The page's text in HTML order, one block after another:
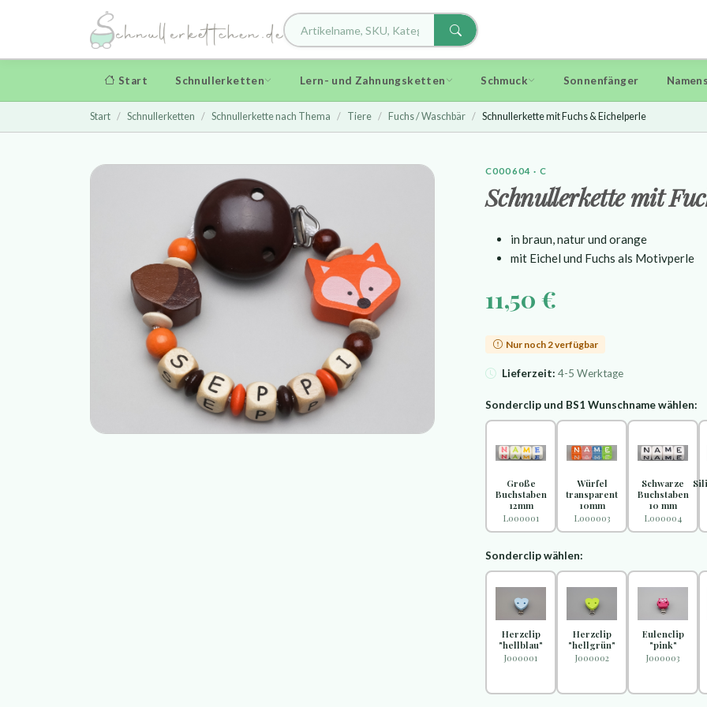
Start Schnullerketten Lern- und Zahnungsketten Schmuck Sonnenfänger
Start Schnullerketten Schnullerkette nach Thema Tiere Fuchs / Waschbär Schnullerkette mit Fuchs & Eichelperle
C000604 · C
Schnullerkette mit
in braun, natur und orange
mit Eichel und Fuchs als Motivperle
11,50 €
Nur noch 2 verfügbar
Lieferzeit: 4-5 Werktage
Sonderclip und BS1 Wunschname wählen:
Große
Buchstaben
12mm
L000001
Würfel
transparent
10mm
L000003
Schwarze
Buchstaben
10 mm
L000004
Sonderclip wählen:
Herzclip
"hellblau"
J000001
Herzclip
"hellgrün"
J000002
Eulenclip
"pink"
J000003